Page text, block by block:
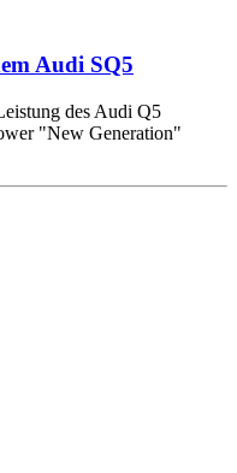
Audi SQ5
des Audi Q5
"New Generation"